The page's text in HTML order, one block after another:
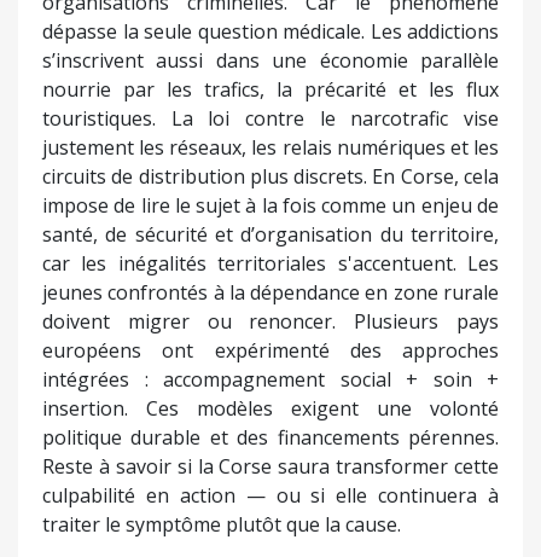
dépasse la seule question médicale. Les addictions
s’inscrivent aussi dans une économie parallèle
nourrie par les trafics, la précarité et les flux
touristiques. La loi contre le narcotrafic vise
justement les réseaux, les relais numériques et les
circuits de distribution plus discrets. En Corse, cela
impose de lire le sujet à la fois comme un enjeu de
santé, de sécurité et d’organisation du territoire,
car les inégalités territoriales s'accentuent. Les
jeunes confrontés à la dépendance en zone rurale
doivent migrer ou renoncer. Plusieurs pays
européens ont expérimenté des approches
intégrées : accompagnement social + soin +
insertion. Ces modèles exigent une volonté
politique durable et des financements pérennes.
Reste à savoir si la Corse saura transformer cette
culpabilité en action — ou si elle continuera à
traiter le symptôme plutôt que la cause.